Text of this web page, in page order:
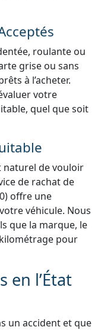
roulante ou
grise ou sans
à l’acheter.
votre
quel que soit
naturel de vouloir
de rachat de
offre une
véhicule. Nous
que la marque, le
kilométrage pour
en l’État
un accident et que